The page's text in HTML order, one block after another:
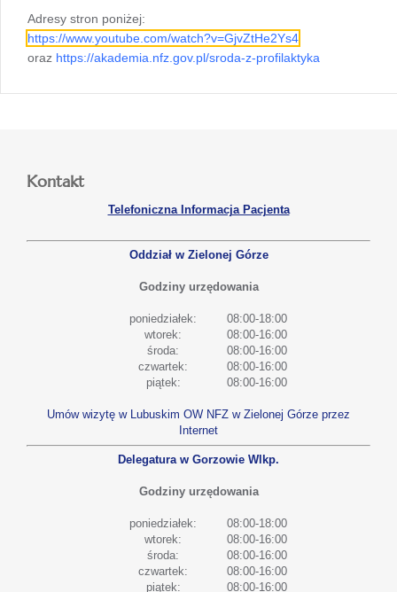
Adresy stron poniżej:
https://www.youtube.com/watch?v=GjvZtHe2Ys4
oraz https://akademia.nfz.gov.pl/sroda-z-profilaktyka
Kontakt
Telefoniczna Informacja Pacjenta
Oddział w Zielonej Górze
Godziny urzędowania
poniedziałek:
08:00-18:00
wtorek:
08:00-16:00
środa:
08:00-16:00
czwartek:
08:00-16:00
piątek:
08:00-16:00
Umów wizytę w Lubuskim OW NFZ w Zielonej Górze przez
Internet
Delegatura w Gorzowie Wlkp.
Godziny urzędowania
poniedziałek:
08:00-18:00
wtorek:
08:00-16:00
środa:
08:00-16:00
czwartek:
08:00-16:00
piątek:
08:00-16:00